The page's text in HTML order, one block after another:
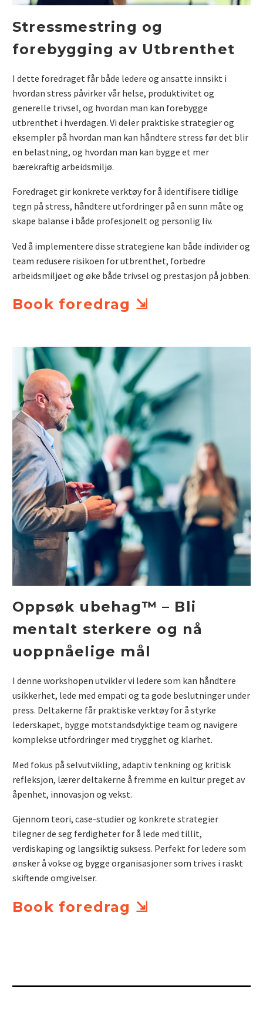
Stressmestring og
forebygging av Utbrenthet
I dette foredraget får både ledere og ansatte innsikt i
hvordan stress påvirker vår helse, produktivitet og
generelle trivsel, og hvordan man kan forebygge
utbrenthet i hverdagen. Vi deler praktiske strategier og
eksempler på hvordan man kan håndtere stress før det blir
en belastning, og hvordan man kan bygge et mer
bærekraftig arbeidsmiljø.
Foredraget gir konkrete verktøy for å identifisere tidlige
tegn på stress, håndtere utfordringer på en sunn måte og
skape balanse i både profesjonelt og personlig liv.
Ved å implementere disse strategiene kan både individer og
team redusere risikoen for utbrenthet, forbedre
arbeidsmiljøet og øke både trivsel og prestasjon på jobben.
Book foredrag ⇲
Oppsøk ubehag™ – Bli
mentalt sterkere og nå
uoppnåelige mål
I denne workshopen utvikler vi ledere som kan håndtere
usikkerhet, lede med empati og ta gode beslutninger under
press. Deltakerne får praktiske verktøy for å styrke
lederskapet, bygge motstandsdyktige team og navigere
komplekse utfordringer med trygghet og klarhet.
Med fokus på selvutvikling, adaptiv tenkning og kritisk
refleksjon, lærer deltakerne å fremme en kultur preget av
åpenhet, innovasjon og vekst.
Gjennom teori, case-studier og konkrete strategier
tilegner de seg ferdigheter for å lede med tillit,
verdiskaping og langsiktig suksess. Perfekt for ledere som
ønsker å vokse og bygge organisasjoner som trives i raskt
skiftende omgivelser.
Book foredrag ⇲